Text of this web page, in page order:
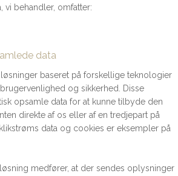
vi behandler, omfatter:
data
baseret på forskellige teknologier
og sikkerhed. Disse
opsamle data for at kunne tilbyde den
direkte af os eller af en tredjepart på
data og cookies er eksempler på
medfører, at der sendes oplysninger